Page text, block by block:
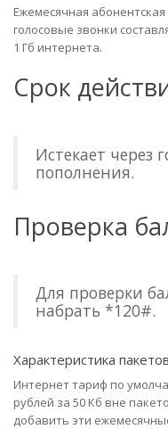
Ежемесячная
голосовые звонки
1 Гб интернета.
Срок
Истекает через
пополнения.
Проверка
Для проверки
набрать *120#.
Характеристика
Интернет тариф по
рублей за 50 Кб вне
добавить эти